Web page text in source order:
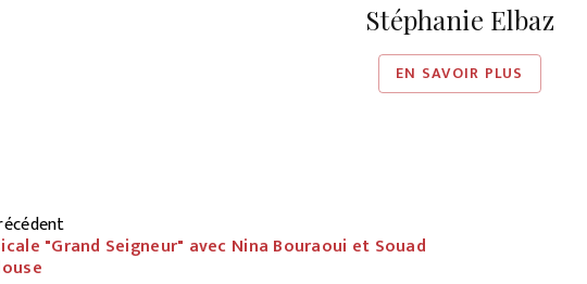
Stéphanie Elbaz
EN SAVOIR PLUS
"Grand Seigneur" avec Nina Bouraoui et Souad